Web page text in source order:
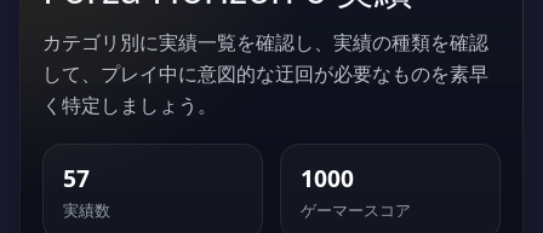
カテゴリ別に実績一覧を確認し、実績の種類を確認
して、プレイ中に意図的な迂回が必要なものを素早
く特定しましょう。
57
実績数
1000
ゲーマースコア